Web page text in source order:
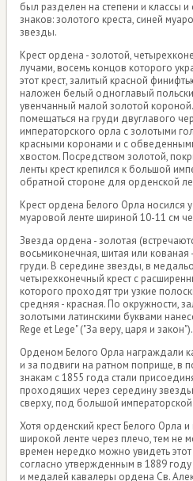
был разделен на степени и классы
знаков: золотого креста, синей
звезды.
Крест ордена - золотой,
лучами, восемь концов которого
этот крест, залитый красной
наложен белый одноглавый
увенчанный малой золотой короной.
помещаться на груди двуглавого
императорского орла с золотыми
красными коронами и с
хвостом. Посредством золотой,
ленты крест крепился к большой
обратной стороне для орденской
Крест ордена Белого Орла носился
муаровой ленте шириной 10-11 см
Звезда ордена - золотая
восьмиконечная, шитая или кованая
груди. В середине звезды, в
четырехконечный крест с
которого проходят три узкие
средняя - красная. По окружности,
золотыми латинскими буквами
Rege et Lege" ("За веру, царя и закон").
Орденом Белого Орла награждали
и за подвиги на ратном поприще, в
знакам с 1855 года стали
проходящих через середину
сверху, под большой
Хотя орденский крест Белого Орла и
широкой ленте через плечо, тем не
времен нередко можно увидеть
согласно утвержденным в 1889
и медалей кавалеры ордена Св.